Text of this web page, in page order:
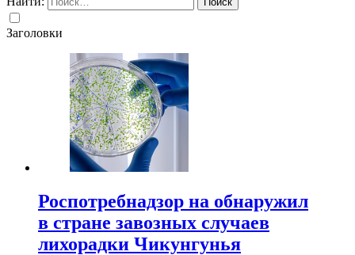
Заголовки
Роспотребнадзор на обнаружил
в стране завозных случаев
лихорадки Чикунгунья